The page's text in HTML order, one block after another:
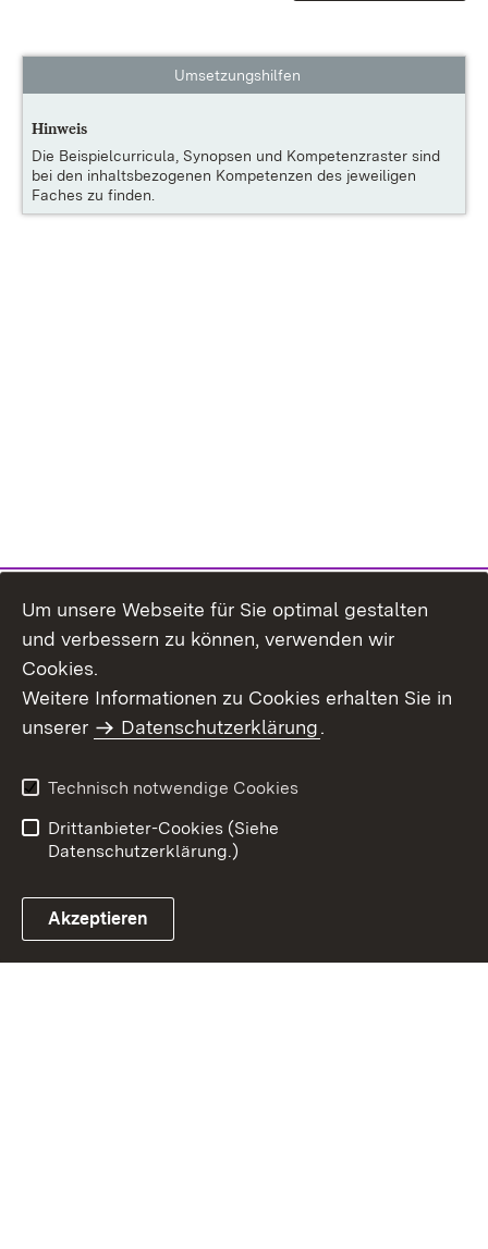
Umsetzungshilfen
Hinweis
Die Beispielcurricula, Synopsen und Kompetenzraster sind
bei den inhaltsbezogenen Kompetenzen des jeweiligen
Faches zu finden.
Um unsere Webseite für Sie optimal gestalten
und verbessern zu können, verwenden wir
Cookies.
Weitere Informationen zu Cookies erhalten Sie in
unserer
Datenschutzerklärung.
Technisch notwendige Cookies
Drittanbieter-Cookies (Siehe
Datenschutzerklärung.)
Akzeptieren